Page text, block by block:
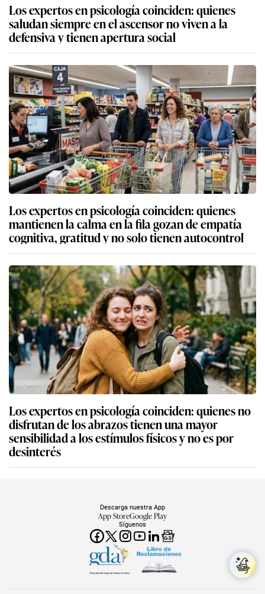
Los expertos en psicología coinciden: quienes
saludan siempre en el ascensor no viven a la
defensiva y tienen apertura social
Los expertos en psicología coinciden: quienes
mantienen la calma en la fila gozan de empatía
cognitiva, gratitud y no solo tienen autocontrol
Los expertos en psicología coinciden: quienes no
disfrutan de los abrazos tienen una mayor
sensibilidad a los estímulos físicos y no es por
desinterés
Síguenos
Descarga nuestra App
App StoreGoogle Play
Miembro del Grupo de Diarios América